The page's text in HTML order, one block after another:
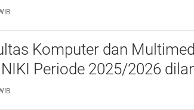
Komputer dan
UNIKI Periode 2025/2026